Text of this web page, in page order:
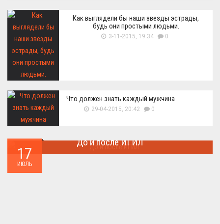
Как выглядели бы наши звезды эстрады,
будь они простыми людьми.
3-11-2015, 19:34 0
Что должен знать каждый мужчина
29-04-2015, 20:42 0
17
ИЮЛЬ
До и после ИГИЛ